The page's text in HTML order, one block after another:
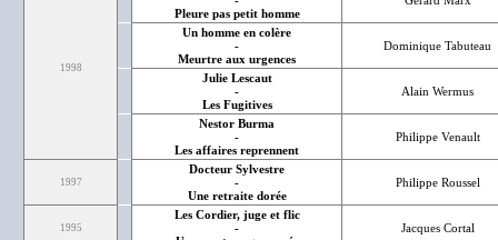
1998
Pleure pas petit homme
Un homme en colère
-
Meurtre aux urgences
Dominique Tabuteau
Julie Lescaut
-
Les Fugitives
Alain Wermus
Nestor Burma
-
Les affaires reprennent
Philippe Venault
1997
Docteur Sylvestre
-
Une retraite dorée
Philippe Roussel
1995
Les Cordier, juge et flic
-
Jacques Cortal